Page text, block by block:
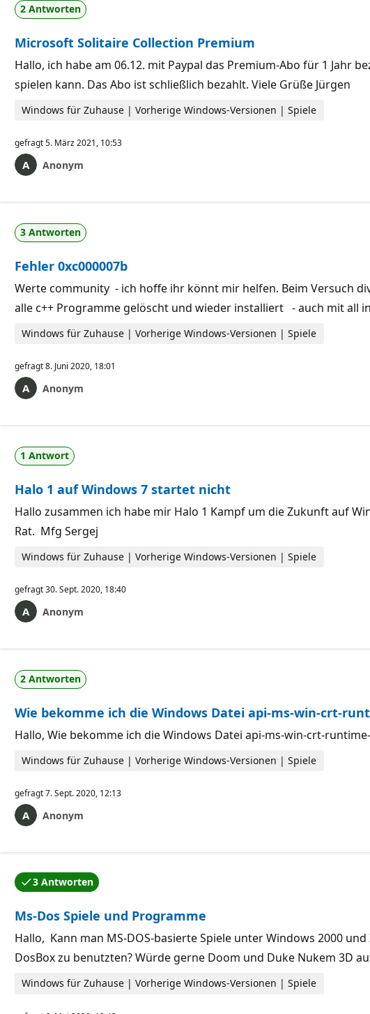
2 Antworten
Microsoft Solitaire Collection Premium
Hallo, ich habe am 06.12. mit Paypal das Premium-Abo für 1 Jahr
spielen kann. Das Abo ist schließlich bezahlt. Viele Grüße Jürgen
Windows für Zuhause | Vorherige Windows-Versionen | Spiele
gefragt5. März 2021, 10:53
Anonym
3 Antworten
Fehler 0xc000007b
Werte community - ich hoffe ihr könnt mir helfen. Beim Versuch
alle c++ Programme gelöscht und wieder installiert - auch mit all
Windows für Zuhause | Vorherige Windows-Versionen | Spiele
gefragt8. Juni 2020, 18:01
Anonym
1 Antwort
Halo 1 auf Windows 7 startet nicht
Hallo zusammen ich habe mir Halo 1 Kampf um die Zukunft auf
Rat. Mfg Sergej
Windows für Zuhause | Vorherige Windows-Versionen | Spiele
gefragt30. Sept. 2020, 18:40
Anonym
2 Antworten
Wie bekomme ich die Windows Datei api-ms-win-crt-
Hallo, Wie bekomme ich die Windows Datei api-ms-win-crt-
Windows für Zuhause | Vorherige Windows-Versionen | Spiele
gefragt7. Sept. 2020, 12:13
Anonym
3 Antworten
Eine der Antworten wurde vom Autor der Frage akzeptiert.
Ms-Dos Spiele und Programme
Hallo, Kann man MS-DOS-basierte Spiele unter Windows 2000
DosBox zu benutzten? Würde gerne Doom und Duke Nukem 3D
Windows für Zuhause | Vorherige Windows-Versionen | Spiele